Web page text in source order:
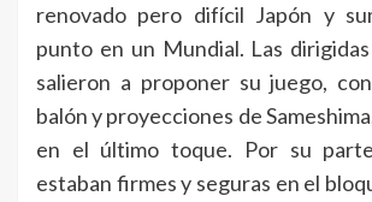
renovado pero difícil Japón y
punto en un Mundial. Las
salieron a proponer su juego,
balón y proyecciones de
en el último toque. Por su
estaban firmes y seguras en el